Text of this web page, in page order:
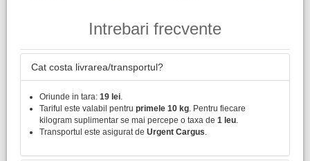
Intrebari frecvente
Cat costa livrarea/transportul?
Oriunde in tara: 19 lei
Tariful este valabil pentru primele 10 kg . Pentru fiecare
kilogram suplimentar se mai percepe o taxa de 1 leu
Transportul este asigurat de Urgent Cargus